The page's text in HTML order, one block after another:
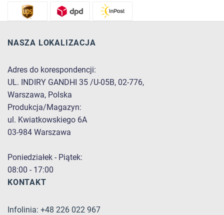
NASZA LOKALIZACJA
Adres do korespondencji:
UL. INDIRY GANDHI 35 /U-05B, 02-776,
Warszawa, Polska
Produkcja/Magazyn:
ul. Kwiatkowskiego 6A
03-984 Warszawa
Poniedziałek - Piątek:
08:00 - 17:00
KONTAKT
Infolinia: +48 226 022 967